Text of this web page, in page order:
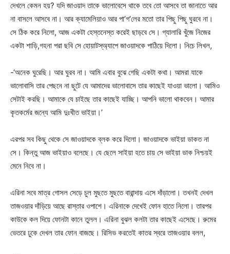
দেখলে কেমন হয়? যদি জাওয়াদ তাকে ভালোবেসে থাকে তবে তো আসবে তা জানাতে আর
না বাসলে আসবে না। আর ক্যামেলিয়াও আর পা’গ’লের মতো তার পিছু পিছু ঘুরবে না।
সে ঠিক করে নিলো, আজ একটা হেস্তনেস্ত করেই ছাড়বে সে। গ্যালারি খুঁজে নিজের
একটা শাড়ি,গহনা পরা ছবি সে হোয়াটস্অ্যাপে জাওয়াদকে পাঠিয়ে দিলো। নিচে লিখল,
-‘অনেক ঘুরেছি। আর ঘুরব না। আমি এবার বুঝে গেছি একটা কথা। আমরা যাকে
ভালোবাসি তার পেছনে না ছুটে যে আমাদের ভালোবাসে তার কাছেই যাওয়া ভালো। আমিও
সেটাই করছি। আমাকে যে চাইছে তার কাছেই যাচ্ছি। আপনি ভালো থাকবেন। আমার
কৃতকর্মের জন্যে আমি দুঃখীত ভাইয়া।’
এরপর সব কিছু থেকে সে জাওয়াদকে ব্লক করে দিলো। জাওয়াদকে ভাইয়া ডাকত না
সে। কিন্তু আজ ভাইয়াও বলেছে। যে ছেলে সাইয়া হতে চায় সে ভাইয়া ডাক নিশ্চয়ই
মেনে নিবে না।
এরিনা সবে মাত্র গোসল সেড়ে চুল মুছতে মুছতে বারান্দায় এসে দাঁড়ালো। তখনই দেখল
তাজওয়ার দাঁড়িয়ে আছে রাস্তার ওপাশে। এরিনাকে দেখেই ফোন হাতে নিলো। তারপর
কাউকে কল দিয়ে ফোনটা কানে তুলল। এরিনা বুঝল কলটা তার কাছেই এসেছে। রুমের
ভেতরে ঢুকে দেখল তার ফোন বাজছে। রিসিভ করতেই কাতর স্বরে তাজওয়ার বলল,